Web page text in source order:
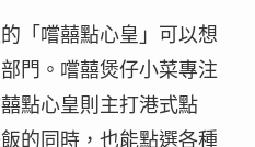
「嚐囍點心皇」可以想
門。嚐囍煲仔小菜專注
點心皇則主打港式點
的同時，也能點選各種